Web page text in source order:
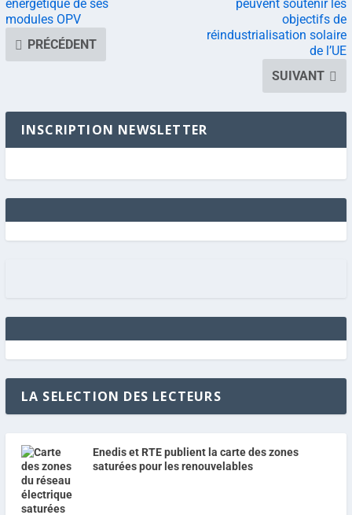
énergétique de ses
modules OPV
PRÉCÉDENT
peuvent soutenir les
objectifs de
réindustrialisation solaire
de l’UE
SUIVANT
INSCRIPTION NEWSLETTER
LA SELECTION DES LECTEURS
Enedis et RTE publient la carte des zones
saturées pour les renouvelables